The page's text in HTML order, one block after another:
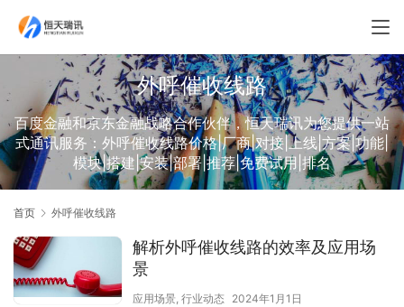
外呼催收线路
百度金融和京东金融战略合作伙伴，恒天瑞讯为您提供一站
式通讯服务：外呼催收线路价格|厂商|对接|上线|方案|功能|
模块|搭建|安装|部署|推荐|免费试用|排名
首页 外呼催收线路
解析外呼催收线路的效率及应用场
景
应用场景, 行业动态 2024年1月1日